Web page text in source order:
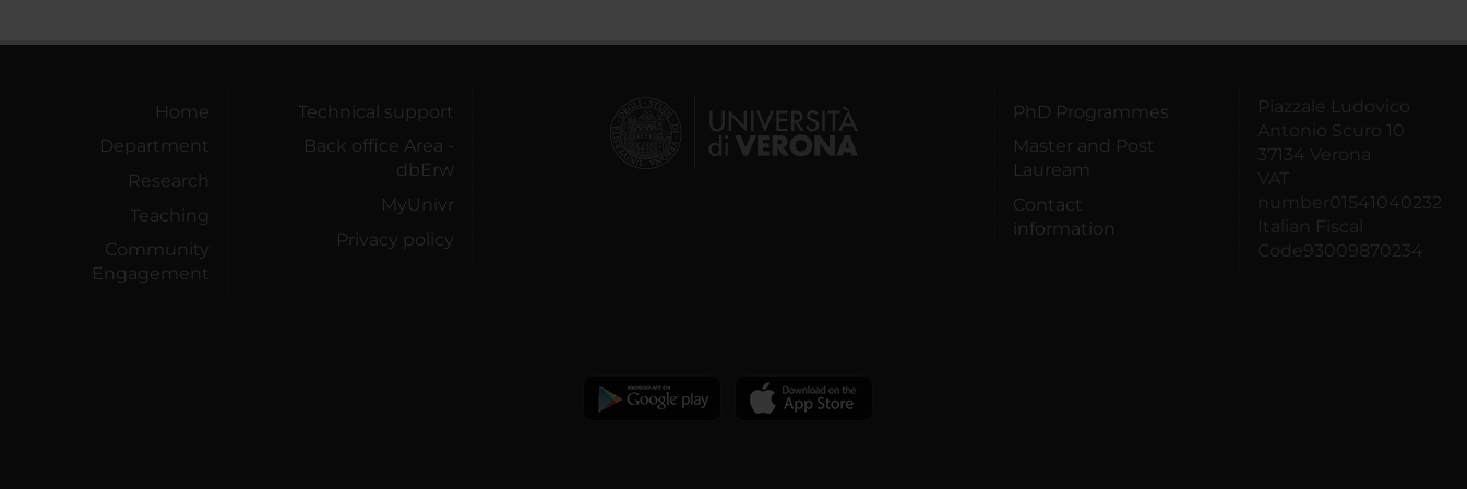
Home
Department
Research
Teaching
Community
Engagement
Technical support
Back office Area -
dbErw
MyUnivr
Privacy policy
PhD Programmes
Master and Post
Lauream
Contact
information
Piazzale Ludovico
Antonio Scuro 10
37134 Verona
VAT
number01541040232
Italian Fiscal
Code93009870234